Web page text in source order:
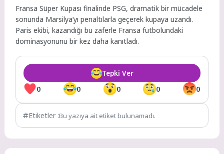
Fransa Süper Kupası finalinde PSG, dramatik bir mücadele
sonunda Marsilya’yı penaltılarla geçerek kupaya uzandı.
Paris ekibi, kazandığı bu zaferle Fransa futbolundaki
dominasyonunu bir kez daha kanıtladı.
0 0 0 0 0
Tepki Ver
Etiketler :Bu yazıya ait etiket bulunamadı.